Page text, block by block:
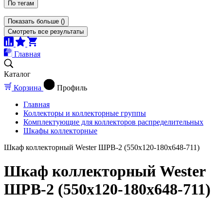
По тегам
Показать больше ()
Смотреть все результаты
Главная
Каталог
Корзина
Профиль
Главная
Коллекторы и коллекторные группы
Комплектующие для коллекторов распределительных
Шкафы коллекторные
Шкаф коллекторный Wester ШРВ-2 (550х120-180х648-711)
Шкаф коллекторный Wester
ШРВ-2 (550х120-180х648-711)